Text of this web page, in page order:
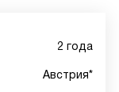
2 года
Австрия*